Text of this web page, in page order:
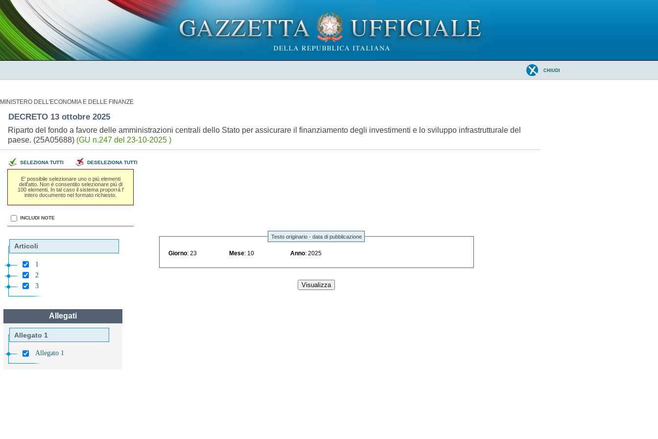
CHIUDI
MINISTERO DELL'ECONOMIA E DELLE FINANZE
DECRETO 13 ottobre 2025
Riparto del fondo a favore delle amministrazioni centrali dello Stato per assicurare il finanziamento degli investimenti e lo sviluppo infrastrutturale del
paese. (25A05688) (GU n.247 del 23-10-2025 )
SELEZIONA TUTTI DESELEZIONA TUTTI
E' possibile selezionare uno o piú elementi
dell'atto. Non é consentito selezionare piú di
100 elementi. In tal caso il sistema proporrá l'
intero documento nel formato richiesto.
INCLUDI NOTE
Articoli
1
2
3
Allegati
Allegato 1
Allegato 1
Testo originario - data di pubblicazione
Giorno : 23 Mese : 10 Anno : 2025